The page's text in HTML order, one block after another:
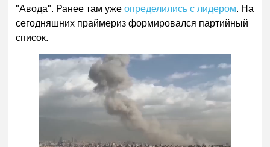
"Авода". Ранее там ужеопределились с лидером. На
сегодняшних праймериз формировался партийный
список.